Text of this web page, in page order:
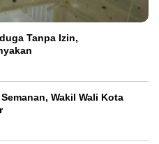
Tanpa Izin,
Wakil Wali Kota